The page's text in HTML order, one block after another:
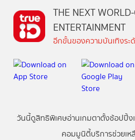
THE NEXT
ENTERTAINMENT
อีกขั้นของความบันเทิงระ
วันนี้ดูสิทธิพิเศษอ่านเกมตาตั้งช้อปปิ้ง
คอมมูนิตี้บริการช่วยเห